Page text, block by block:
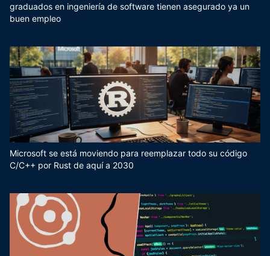
graduados en ingeniería de software tienen asegurado ya un
buen empleo
Microsoft se está moviendo para reemplazar todo su código
C/C++ por Rust de aquí a 2030